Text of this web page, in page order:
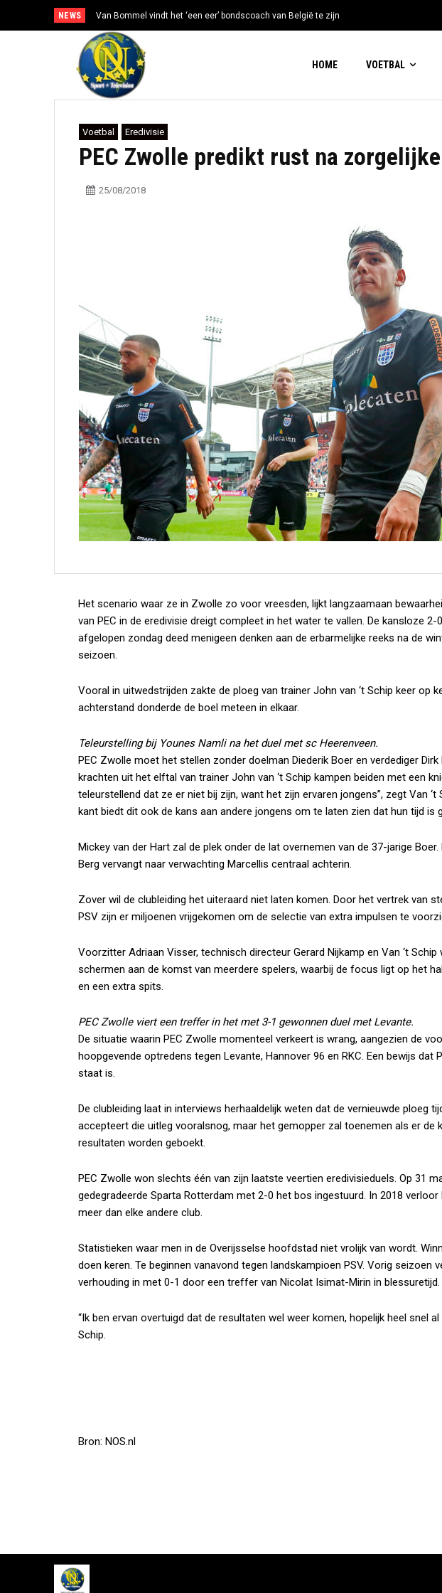
NEWS Van Bommel vindt het ‘een eer’ bondscoach van België te zijn
HOME VOETBAL
Voetbal Eredivisie
PEC Zwolle predikt rust na
25/08/2018
Het scenario waar ze in Zwolle zo voor vreesden, lijkt langzaamaan
van PEC in de eredivisie dreigt compleet in het water te vallen. De kansloze 2-
afgelopen zondag deed menigeen denken aan de erbarmelijke reeks na de
seizoen.
Vooral in uitwedstrijden zakte de ploeg van trainer John van ‘t Schip keer op
achterstand donderde de boel meteen in elkaar.
Teleurstelling bij Younes Namli na het duel met sc Heerenveen.
PEC Zwolle moet het stellen zonder doelman Diederik Boer en verdediger
krachten uit het elftal van trainer John van ‘t Schip kampen beiden met een
teleurstellend dat ze er niet bij zijn, want het zijn ervaren jongens”, zegt Van ‘t
kant biedt dit ook de kans aan andere jongens om te laten zien dat hun tijd is
Mickey van der Hart zal de plek onder de lat overnemen van de 37-jarige Boer.
Berg vervangt naar verwachting Marcellis centraal achterin.
Zover wil de clubleiding het uiteraard niet laten komen. Door het vertrek van
PSV zijn er miljoenen vrijgekomen om de selectie van extra impulsen te
Voorzitter Adriaan Visser, technisch directeur Gerard Nijkamp en Van ‘t
schermen aan de komst van meerdere spelers, waarbij de focus ligt op het
en een extra spits.
PEC Zwolle viert een treffer in het met 3-1 gewonnen duel met Levante.
De situatie waarin PEC Zwolle momenteel verkeert is wrang, aangezien de
hoopgevende optredens tegen Levante, Hannover 96 en RKC. Een bewijs dat
staat is.
De clubleiding laat in interviews herhaaldelijk weten dat de vernieuwde ploeg
accepteert die uitleg vooralsnog, maar het gemopper zal toenemen als er de
resultaten worden geboekt.
PEC Zwolle won slechts één van zijn laatste veertien eredivisieduels. Op 31
gedegradeerde Sparta Rotterdam met 2-0 het bos ingestuurd. In 2018
meer dan elke andere club.
Statistieken waar men in de Overijsselse hoofdstad niet vrolijk van wordt.
doen keren. Te beginnen vanavond tegen landskampioen PSV. Vorig seizoen
verhouding in met 0-1 door een treffer van Nicolat Isimat-Mirin in blessuretijd.
“Ik ben ervan overtuigd dat de resultaten wel weer komen, hopelijk heel snel al
Schip.
Bron: NOS.nl